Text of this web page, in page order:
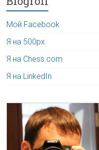
Мой Facebook
Я на 500px
Я на Chess.com
Я на LinkedIn